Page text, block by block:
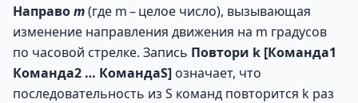
Направоm(где m – целое число), вызывающая
изменение направления движения на m градусов
по часовой стрелке. Запись Повтори k [Команда1
Команда2 … КомандаS] означает, что
последовательность из S команд повторится k раз